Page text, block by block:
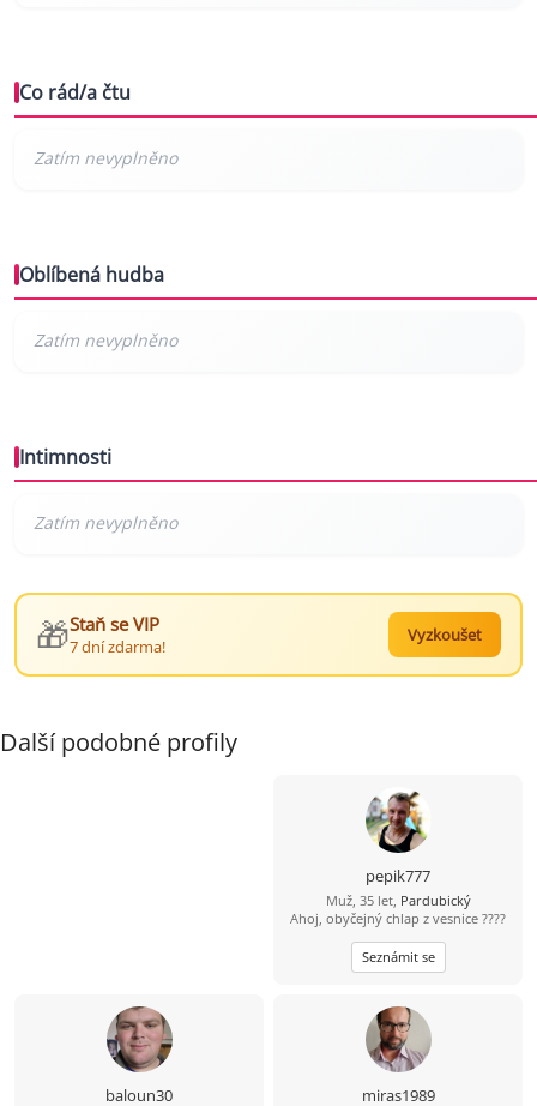
Co rád/a čtu
Oblíbená hudba
Intimnosti
🎁Staň se VIP
7 dní zdarma!
Vyzkoušet
Další podobné profily
pepik777
Muž, 35 let, Pardubický
Ahoj, obyčejný chlap z vesnice ????
Seznámit se
baloun30 miras1989